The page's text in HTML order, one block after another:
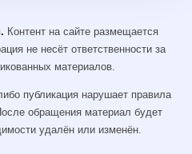
Контент на сайте размещается
не несёт ответственности за
материалов.
публикация нарушает правила
обращения материал будет
удалён или изменён.